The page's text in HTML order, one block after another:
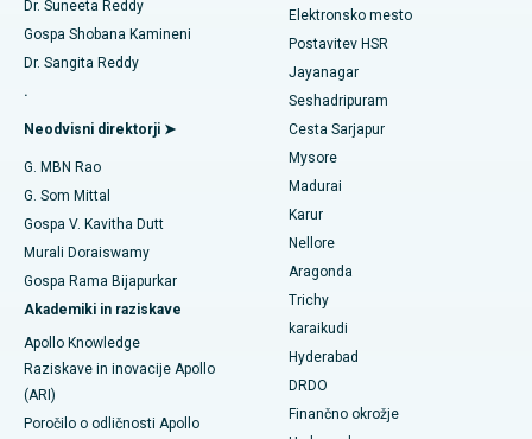
Poiščite ginekologa
Poiščite splošnega zdravnika
Poiščite psihologa
Poiščite splošnega kirurga
Najboljša bolnišnica v Gandhinagarju v Ahmedabadu
Najboljša bolnišnica v Aragondi, Andhra Pradesh
Najboljša bolnišnica na cesti Bannerghatta v Bangaloreju
Najboljša bolnišnica v enoti 15 v Bhubaneswarju
Najboljša bolnišnica na cesti Seepat v Bilaspurju
Najboljša bolnišnica v Ellisbridgeu v Ahmedabadu
Najboljša bolnišnica v New Delhiju
Najboljša bolnišnica v DRDO, Hyderabad
Najboljša bolnišnica na cesti GS v Guwahatiju
Rekonstrukcijska kirurgija ACL
Zamenjava obrnjenih ramen
Endometrijska ablacija
Embolizacija maternične arterije
Cistektomija jajčnikov
Kirurgija raka dojk
Brahiterapija
Kolonoskopija
Polipektomija
Dr. Suneeta Reddy
Gospa Shobana Kamineni
Dr. Sangita Reddy
.
Neodvisni direktorji ➤
G. MBN Rao
G. Som Mittal
Gospa V. Kavitha Dutt
Murali Doraiswamy
Gospa Rama Bijapurkar
Akademiki in raziskave
Apollo Knowledge
Raziskave in inovacije Apollo
(ARI)
Poročilo o odličnosti Apollo
Elektronsko mesto
Postavitev HSR
Jayanagar
Seshadripuram
Cesta Sarjapur
Mysore
Madurai
Karur
Nellore
Aragonda
Trichy
karaikudi
Hyderabad
DRDO
Finančno okrožje